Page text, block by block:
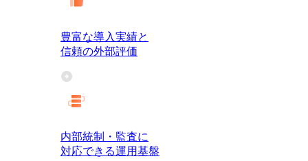
豊富な導入実績と
信頼の外部評価
内部統制・監査に
対応できる運用基盤